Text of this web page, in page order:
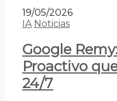
19/05/2026
IA Noticias
Google
Proactivo
24/7